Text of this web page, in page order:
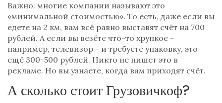
Важно: многие компании называют это
«минимальной стоимостью». То есть, даже если вы
едете на 2 км, вам всё равно выставят счёт на 700
рублей. А если вы везёте что-то хрупкое -
например, телевизор - и требуете упаковку, это
ещё 300-500 рублей. Никто не пишет это в
рекламе. Но вы узнаете, когда вам приходят счёт.
А сколько стоит Грузовичкоф?